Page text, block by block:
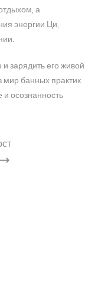
а
энергии Ци,
и зарядить его живой
мир банных практик
и осознанность